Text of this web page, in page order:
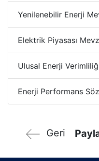
Yenilenebilir Enerji
Elektrik Piyasası
Ulusal Enerji
Enerji Performans
Geri